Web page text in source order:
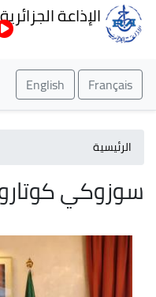
الإذاعة الجزائرية
Français
English
الرئيسية
سوزوكي كوتارو